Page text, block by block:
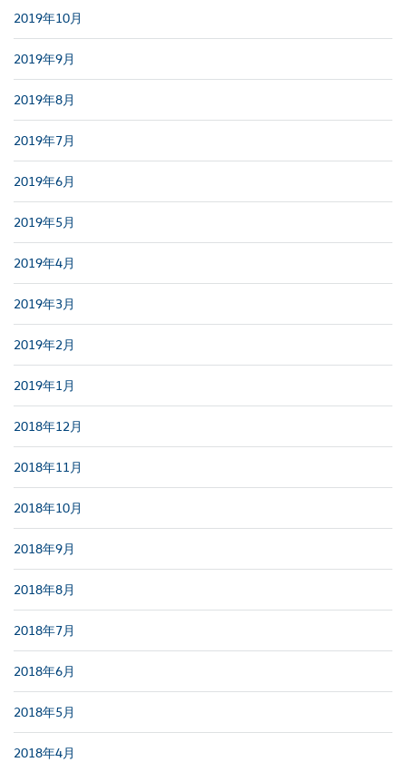
2019年10月
2019年9月
2019年8月
2019年7月
2019年6月
2019年5月
2019年4月
2019年3月
2019年2月
2019年1月
2018年12月
2018年11月
2018年10月
2018年9月
2018年8月
2018年7月
2018年6月
2018年5月
2018年4月